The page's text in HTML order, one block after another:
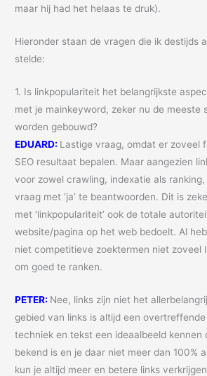
maar hij had het helaas te druk).
Hieronder staan de vragen die ik destijds
stelde:
1. Is linkpopulariteit het belangrijkste
met je mainkeyword, zeker nu de meeste
worden gebouwd?
EDUARD: Lastige vraag, omdat er zoveel
SEO resultaat bepalen. Maar aangezien
voor zowel crawling, indexatie als
vraag met ‘ja’ te beantwoorden. Dit is
met ‘linkpopulariteit’ ook de totale
website/pagina op het web bedoelt. Al
niet competitieve zoektermen niet zoveel
om goed te ranken.
PETER: Nee, links zijn niet het
gebied van links is altijd een
techniek en tekst een ideaalbeeld kennen
bekend is en je daar niet meer dan 100%
kun je altijd meer en betere links